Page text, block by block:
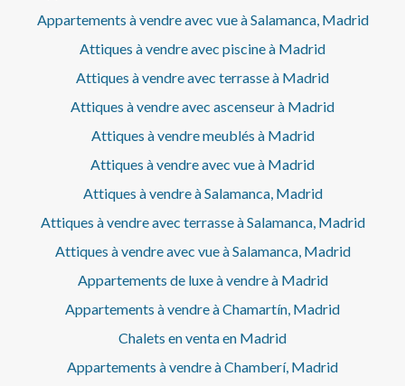
Appartements à vendre avec vue à Salamanca, Madrid
Attiques à vendre avec piscine à Madrid
Attiques à vendre avec terrasse à Madrid
Attiques à vendre avec ascenseur à Madrid
Attiques à vendre meublés à Madrid
Attiques à vendre avec vue à Madrid
Attiques à vendre à Salamanca, Madrid
Attiques à vendre avec terrasse à Salamanca, Madrid
Attiques à vendre avec vue à Salamanca, Madrid
Appartements de luxe à vendre à Madrid
Appartements à vendre à Chamartín, Madrid
Chalets en venta en Madrid
Appartements à vendre à Chamberí, Madrid